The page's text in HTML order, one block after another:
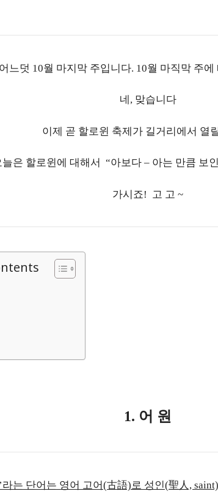
느덧 10월 마지막 주입니다. 10월 마직막 주
네, 맞습니다
이제 곧 할로윈 축제가 길거리에서 열
은 할로윈에 대해서 “아보다 – 아는 만큼 보
가시죠! 고 고 ~
1. 어 원
라는 단어는 영어 고어(古語)로 성인(聖人,